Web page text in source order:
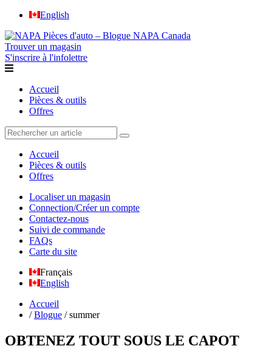
English
Trouver un magasin
S'inscrire à l'infolettre
Accueil
Pièces & outils
Offres
Accueil
Pièces & outils
Offres
Localiser un magasin
Connection/Créer un compte
Contactez-nous
Suivi de commande
FAQs
Carte du site
Français
English
Accueil
/ Blogue /summer
OBTENEZ TOUT SOUS LE CAPOT